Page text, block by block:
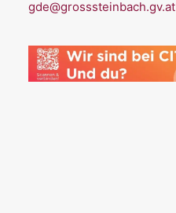
gde@grosssteinbach.gv.at